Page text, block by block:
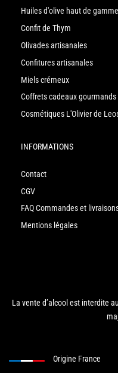
Huiles d'olive haut de gamme
Confit de Thym
Olivades artisanales
Confitures artisanales
Miels crémeux
Coffrets cadeaux gourmands
Cosmétiques L'Olivier de
INFORMATIONS
Contact
CGV
FAQ Commandes et
Mentions légales
La vente d’alcool est interdite
Origine France